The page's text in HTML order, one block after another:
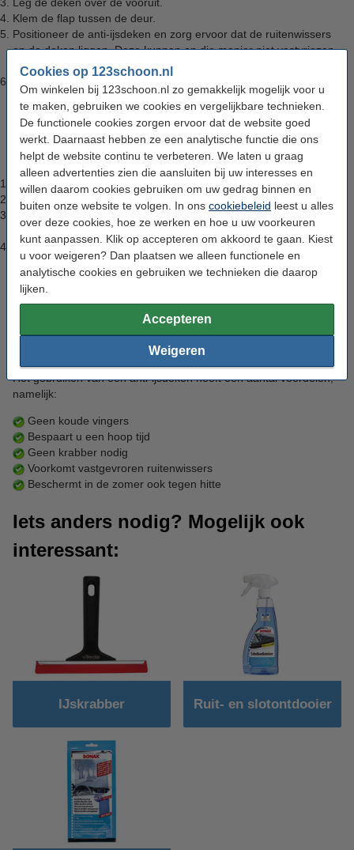
Cookies op 123schoon.nl
Om winkelen bij 123schoon.nl zo gemakkelijk mogelijk voor u
te maken, gebruiken we cookies en vergelijkbare technieken.
De functionele cookies zorgen ervoor dat de website goed
werkt. Daarnaast hebben ze een analytische functie die ons
helpt de website continu te verbeteren. We laten u graag
alleen advertenties zien die aansluiten bij uw interesses en
willen daarom cookies gebruiken om uw gedrag binnen en
buiten onze website te volgen. In ons cookiebeleid leest u alles
over deze cookies, hoe ze werken en hoe u uw voorkeuren
kunt aanpassen. Klik op accepteren om akkoord te gaan. Kiest
u voor weigeren? Dan plaatsen we alleen functionele en
analytische cookies en gebruiken we technieken die daarop
lijken.
Accepteren
Weigeren
Klem de flap tussen de deur.
Positioneer de anti-ijsdeken en zorg ervoor dat de ruitenwissers
op de deken liggen. Deze kunnen op die manier niet vastvriezen
aan de voorruit.
Klem de andere flap tussen de tweede voorportier en uw auto is
klaar voor vrieskou.
Verwijderen van de anti-ijsdeken
Het verwijderen van een antivriesdeken gaat als volgt:
Verwijder mogelijk sneeuw en ijs van de anti-ijsdeken.
Haal de ruitenwisser weer van de deken af.
Verwijder vervolgens de antivriesdeken en berg deze zo droog
mogelijk in de auto* of garage op.
U kunt met schone en ijsvrije ruiten op pad.
(*) Wanneer u een natte of besneeuwde anti-ijsdeken in de auto
legt, kan dit zorgen voor beslagen ruiten. Verwijder daarom
zoveel mogelijk sneeuw, ijs en vocht van de deken.
Voordelen van een anti-ijsdeken
Het gebruiken van een anti-ijsdeken heeft een aantal voordelen,
namelijk:
Geen koude vingers
Bespaart u een hoop tijd
Geen krabber nodig
Voorkomt vastgevroren ruitenwissers
Beschermt in de zomer ook tegen hitte
Iets anders nodig? Mogelijk ook
interessant:
IJskrabber Ruit- en slotontdooier